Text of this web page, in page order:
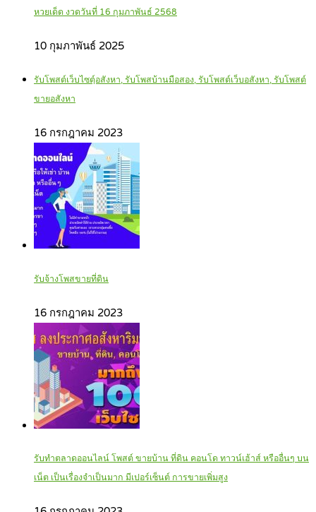
หวยเด็ด งวดวันที่ 16 กุมภาพันธ์ 2568
10 กุมภาพันธ์ 2025
รับโพสต์เว็บไซตฺ์อสังหา, รับโพสบ้านมือสอง, รับโพสต์เว็บอสังหา, รับโพสต์
ขายอสังหา
16 กรกฎาคม 2023
รับจ้างโพสขายที่ดิน
16 กรกฎาคม 2023
รับทำตลาดออนไลน์ โพสต์ ขายบ้าน ที่ดิน คอนโด ทาวน์เฮ้าส์ หรืออื่นๆ บน
เน็ต เป็นเรื่องจำเป็นมาก มีเปอร์เซ็นต์ การขายเพิ่มสูง